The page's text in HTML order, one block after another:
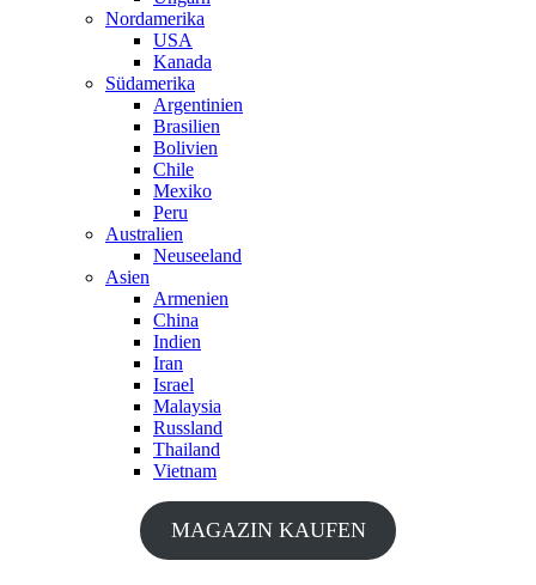
Nordamerika
USA
Kanada
Südamerika
Argentinien
Brasilien
Bolivien
Chile
Mexiko
Peru
Australien
Neuseeland
Asien
Armenien
China
Indien
Iran
Israel
Malaysia
Russland
Thailand
Vietnam
MAGAZIN KAUFEN